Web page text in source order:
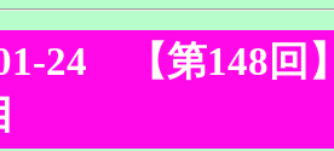
24 【第148回